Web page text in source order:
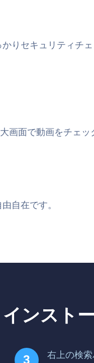
りセキュリティチ
面で動画をチェッ
自在です。
ンスト
右上の検